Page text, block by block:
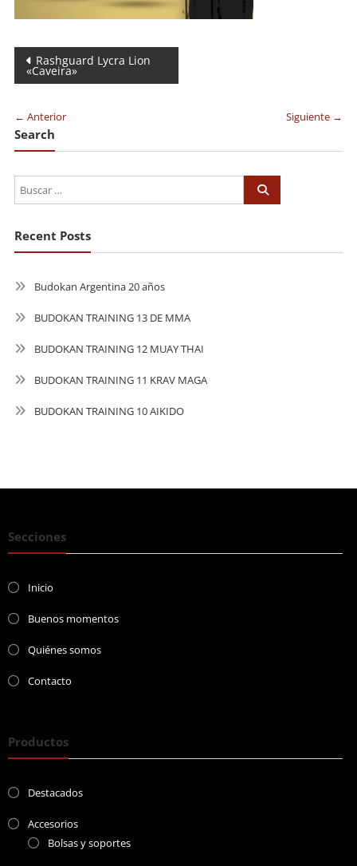
Navegación
de
entradas
Rashguard Lycra Lion
«Caveira»
← Anterior Siguiente →
Search
Recent Posts
Budokan Argentina 20 años
BUDOKAN TRAINING 13 DE MMA
BUDOKAN TRAINING 12 MUAY THAI
BUDOKAN TRAINING 11 KRAV MAGA
BUDOKAN TRAINING 10 AIKIDO
Secciones
Inicio
Buenos momentos
Quiénes somos
Contacto
Productos
Destacados
Accesorios
Bolsas y soportes